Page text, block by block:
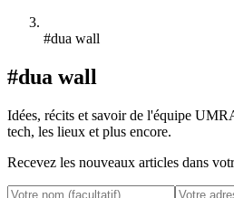
#dua wall
#dua wall
Idées, récits et savoir de l'équipe
tech, les lieux et plus encore.
Recevez les nouveaux articles dans